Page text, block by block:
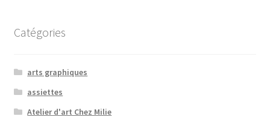
Catégories
arts graphiques
assiettes
Atelier d'art Chez Milie